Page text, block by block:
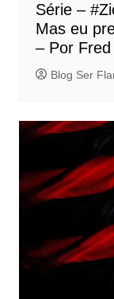
Série –
Mas eu
– Por
Blog Ser